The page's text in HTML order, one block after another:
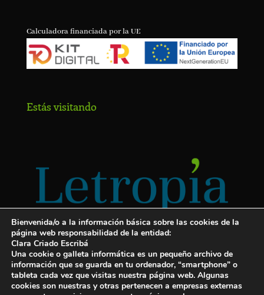
Calculadora financiada por la UE
Estás visitando
Bienvenida/o a la información básica sobre las cookies de la
página web responsabilidad de la entidad:
Clara Criado Escribá
Una cookie o galleta informática es un pequeño archivo de
información que se guarda en tu ordenador, “smartphone” o
tableta cada vez que visitas nuestra página web. Algunas
cookies son nuestras y otras pertenecen a empresas externas